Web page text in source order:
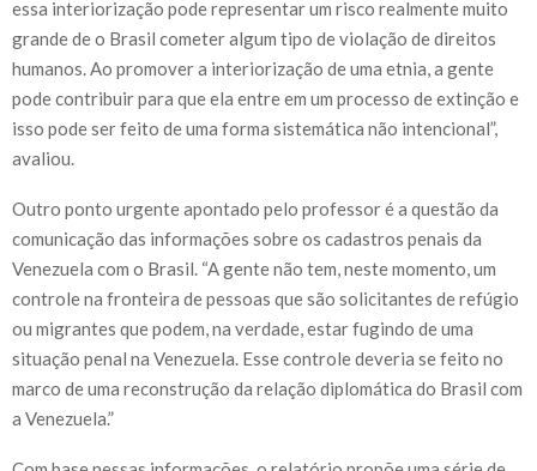
essa interiorização pode representar um risco realmente muito
grande de o Brasil cometer algum tipo de violação de direitos
humanos. Ao promover a interiorização de uma etnia, a gente
pode contribuir para que ela entre em um processo de extinção e
isso pode ser feito de uma forma sistemática não intencional”,
avaliou.
Outro ponto urgente apontado pelo professor é a questão da
comunicação das informações sobre os cadastros penais da
Venezuela com o Brasil. “A gente não tem, neste momento, um
controle na fronteira de pessoas que são solicitantes de refúgio
ou migrantes que podem, na verdade, estar fugindo de uma
situação penal na Venezuela. Esse controle deveria se feito no
marco de uma reconstrução da relação diplomática do Brasil com
a Venezuela.”